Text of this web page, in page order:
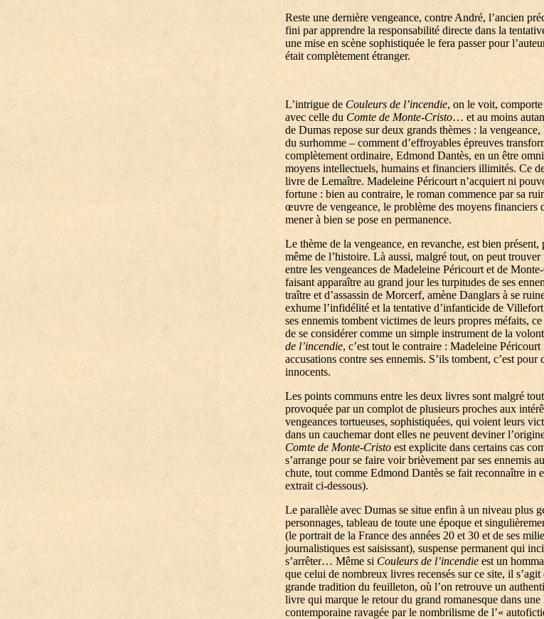
Reste une dernière vengeance, contre André, l’ancien
fini par apprendre la responsabilité directe dans la
une mise en scène sophistiquée le fera passer pour
était complètement étranger.
L’intrigue de Couleurs de l’incendie, on le voit,
avec celle du Comte de Monte-Cristo… et au moins
de Dumas repose sur deux grands thèmes : la
du surhomme – comment d’effroyables épreuves
complètement ordinaire, Edmond Dantès, en un être
moyens intellectuels, humains et financiers illimités. Ce
livre de Lemaître. Madeleine Péricourt n’acquiert ni
fortune : bien au contraire, le roman commence par sa
œuvre de vengeance, le problème des moyens financiers
mener à bien se pose en permanence.
Le thème de la vengeance, en revanche, est bien
même de l’histoire. Là aussi, malgré tout, on peut
entre les vengeances de Madeleine Péricourt et de
faisant apparaître au grand jour les turpitudes de ses
traître et d’assassin de Morcerf, amène Danglars à se
exhume l’infidélité et la tentative d’infanticide de
ses ennemis tombent victimes de leurs propres méfaits,
de se considérer comme un simple instrument de la
de l’incendie, c’est tout le contraire : Madeleine
accusations contre ses ennemis. S’ils tombent, c’est pour
innocents.
Les points communs entre les deux livres sont malgré
provoquée par un complot de plusieurs proches aux
vengeances tortueuses, sophistiquées, qui voient leurs
dans un cauchemar dont elles ne peuvent deviner
Comte de Monte-Cristo est explicite dans certains cas
s’arrange pour se faire voir brièvement par ses ennemis
chute, tout comme Edmond Dantès se fait reconnaître in
extrait ci-dessous).
Le parallèle avec Dumas se situe enfin à un niveau plus
personnages, tableau de toute une époque et
(le portrait de la France des années 20 et 30 et de ses
journalistiques est saisissant), suspense permanent qui
s’arrêter… Même si Couleurs de l’incendie est un
que celui de nombreux livres recensés sur ce site, il
grande tradition du feuilleton, où l’on retrouve un
livre qui marque le retour du grand romanesque dans
contemporaine ravagée par le nombrilisme de l’«